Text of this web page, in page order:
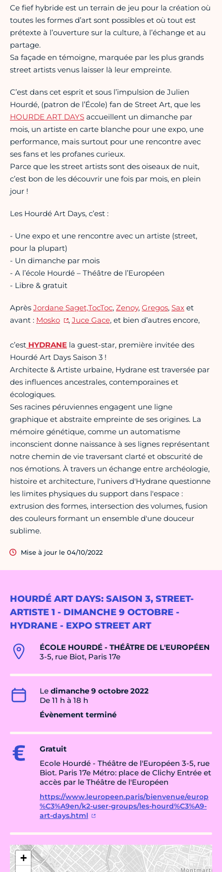
HOURDÉ ART DAYS: SAISON 3, STREET-
ARTISTE 1 - DIMANCHE 9 OCTOBRE -
HYDRANE - EXPO STREET ART
ÉCOLE HOURDÉ - THÉÂTRE DE L'EUROPÉEN
3-5, rue Biot, Paris 17e
Le dimanche 9 octobre 2022
De 11 h à 18 h
Évènement terminé
Gratuit
Ecole Hourdé - Théâtre de l'Européen 3-5, rue
Biot. Paris 17e Métro: place de Clichy Entrée et
accès par le Théâtre de l'Européen
https://www.leuropeen.paris/bienvenue/europ
%C3%A9en/k2-user-groups/les-hourd%C3%A9-
art-days.html
+
Ce fief hybride est un terrain de jeu pour la création où
toutes les formes d’art sont possibles et où tout est
prétexte à l’ouverture sur la culture, à l’échange et au
partage.
Sa façade en témoigne, marquée par les plus grands
street artists venus laisser là leur empreinte.
C’est dans cet esprit et sous l’impulsion de Julien
Hourdé, (patron de l’École) fan de Street Art, que les
HOURDE ART DAYS accueillent un dimanche par
mois, un artiste en carte blanche pour une expo, une
performance, mais surtout pour une rencontre avec
ses fans et les profanes curieux.
Parce que les street artists sont des oiseaux de nuit,
c’est bon de les découvrir une fois par mois, en plein
jour !
Les Hourdé Art Days, c’est :
- Une expo et une rencontre avec un artiste (street,
pour la plupart)
- Un dimanche par mois
- A l’école Hourdé – Théâtre de l’Européen
- Libre & gratuit
Après Jordane Saget,TocToc, Zenoy, Gregos, Sax et
avant : Mosko , Juce Gace, et bien d’autres encore,
c’est HYDRANE la guest-star, première invitée des
Hourdé Art Days Saison 3 !
Architecte & Artiste urbaine, Hydrane est traversée par
des influences ancestrales, contemporaines et
écologiques.
Ses racines péruviennes engagent une ligne
graphique et abstraite empreinte de ses origines. La
mémoire génétique, comme un automatisme
inconscient donne naissance à ses lignes représentant
notre chemin de vie traversant clarté et obscurité de
nos émotions. À travers un échange entre archéologie,
histoire et architecture, l'univers d'Hydrane questionne
les limites physiques du support dans l'espace :
extrusion des formes, intersection des volumes, fusion
des couleurs formant un ensemble d'une douceur
sublime.
Mise à jour le 04/10/2022